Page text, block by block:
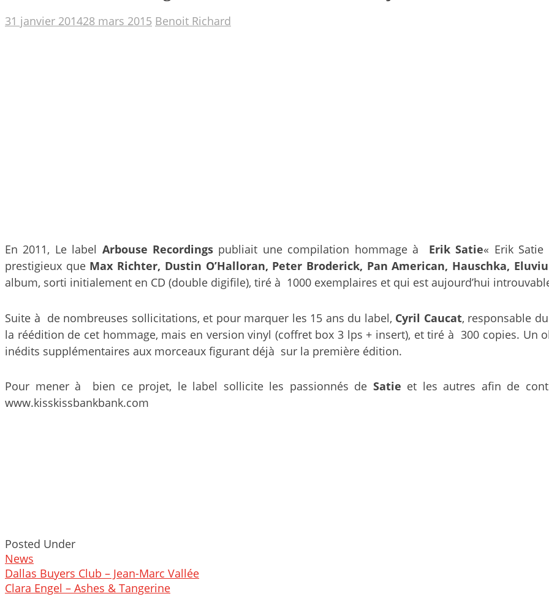
31 janvier 201428 mars 2015 Benoit Richard
En 2011, Le label Arbouse Recordings publiait une compilation hommage à Erik Satie« Erik
prestigieux que Max Richter, Dustin O’Halloran, Peter Broderick, Pan American, Hauschka,
album, sorti initialement en CD (double digifile), tiré à 1000 exemplaires et qui est aujourd’hui
Suite à de nombreuses sollicitations, et pour marquer les 15 ans du label, Cyril Caucat, responsable
la réédition de cet hommage, mais en version vinyl (coffret box 3 lps + insert), et tiré à 300 copies. Un
inédits supplémentaires aux morceaux figurant déjà sur la première édition.
Pour mener à bien ce projet, le label sollicite les passionnés de Satie et les autres afin de
www.kisskissbankbank.com
Posted Under
News
Post
navigation
Dallas Buyers Club – Jean-Marc Vallée
Clara Engel – Ashes & Tangerine